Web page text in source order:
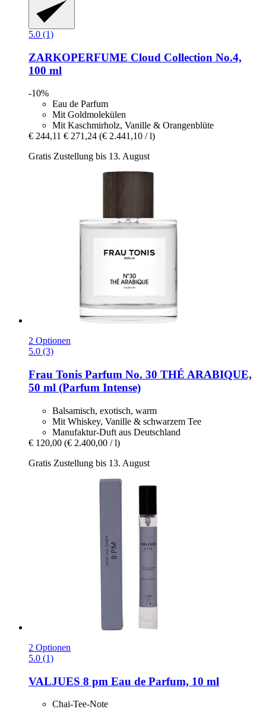
5.0 (1)
ZARKOPERFUME Cloud Collection No.4,
100 ml
-10%
Eau de Parfum
Mit Goldmolekülen
Mit Kaschmirholz, Vanille & Orangenblüte
€ 244,11 € 271,24 (€ 2.441,10 / l)
Gratis Zustellung bis 13. August
2 Optionen
5.0 (3)
Frau Tonis Parfum No. 30 THÉ ARABIQUE,
50 ml (Parfum Intense)
Balsamisch, exotisch, warm
Mit Whiskey, Vanille & schwarzem Tee
Manufaktur-Duft aus Deutschland
€ 120,00 (€ 2.400,00 / l)
Gratis Zustellung bis 13. August
2 Optionen
5.0 (1)
VALJUES 8 pm Eau de Parfum, 10 ml
Chai-Tee-Note